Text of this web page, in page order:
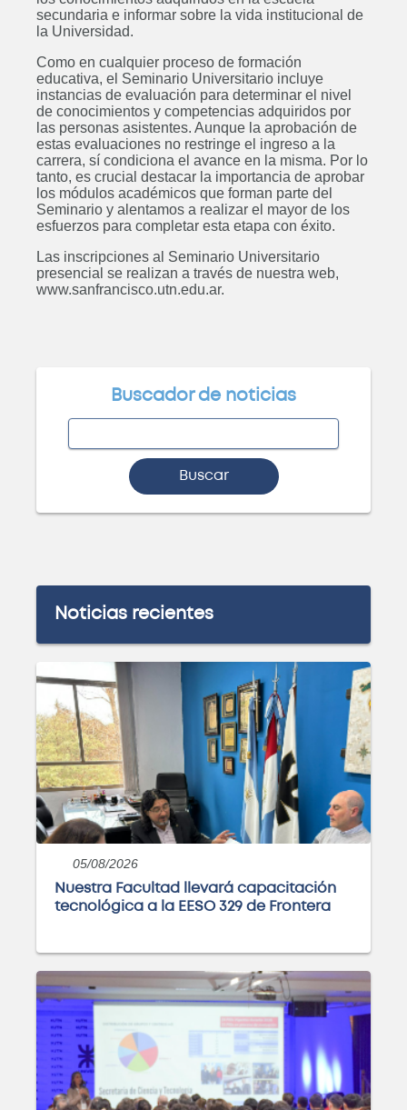
secundaria e informar sobre la vida institucional de
la Universidad.
Como en cualquier proceso de formación
educativa, el Seminario Universitario incluye
instancias de evaluación para determinar el nivel
de conocimientos y competencias adquiridos por
las personas asistentes. Aunque la aprobación de
estas evaluaciones no restringe el ingreso a la
carrera, sí condiciona el avance en la misma. Por lo
tanto, es crucial destacar la importancia de aprobar
los módulos académicos que forman parte del
Seminario y alentamos a realizar el mayor de los
esfuerzos para completar esta etapa con éxito.
Las inscripciones al Seminario Universitario
presencial se realizan a través de nuestra web,
www.sanfrancisco.utn.edu.ar.
Buscador de noticias
Buscar
Noticias recientes
05/08/2026
Nuestra Facultad llevará capacitación
tecnológica a la EESO 329 de Frontera
Posgrado: Especialización en
Docencia Universitaria
ABIERTO